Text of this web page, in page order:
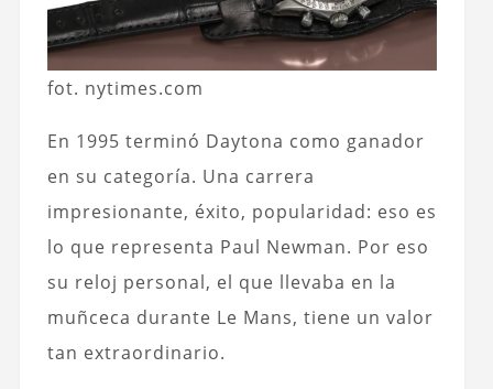
fot. nytimes.com
En 1995 terminó Daytona como ganador
en su categoría. Una carrera
impresionante, éxito, popularidad: eso es
lo que representa Paul Newman. Por eso
su reloj personal, el que llevaba en la
muñceca durante Le Mans, tiene un valor
tan extraordinario.